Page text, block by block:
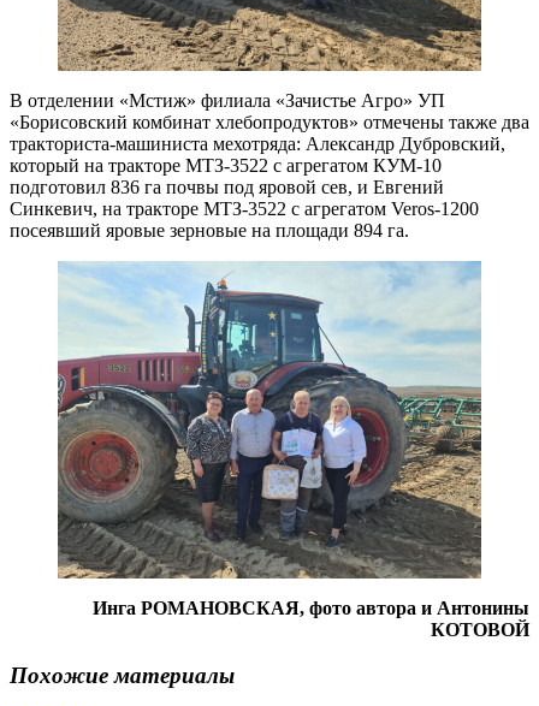
В отделении «Мстиж» филиала «Зачистье Агро» УП
«Борисовский комбинат хлебопродуктов» отмечены также два
тракториста-машиниста мехотряда: Александр Дубровский,
который на тракторе МТЗ-3522 с агрегатом КУМ-10
подготовил 836 га почвы под яровой сев, и Евгений
Синкевич, на тракторе МТЗ-3522 с агрегатом Veros-1200
посеявший яровые зерновые на площади 894 га.
Инга РОМАНОВСКАЯ, фото автора и Антонины
КОТОВОЙ
Похожие материалы